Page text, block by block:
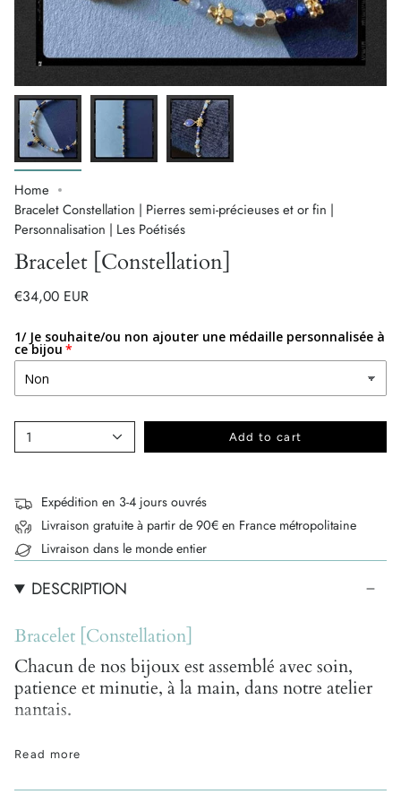
Home
Bracelet Constellation | Pierres semi-précieuses et or fin |
Personnalisation | Les Poétisés
Bracelet [Constellation]
€34,00 EUR
1/ Je souhaite/ou non ajouter une médaille personnalisée à
ce bijou
1 Add to cart
Expédition en 3-4 jours ouvrés
Livraison gratuite à partir de 90€ en France métropolitaine
Livraison dans le monde entier
DESCRIPTION
Bracelet [Constellation]
Chacun de nos bijoux est assemblé avec soin,
patience et minutie, à la main, dans notre atelier
nantais.
pierres semi-précieuses naturelles, toutes uniques, de
légères différences de tailles, de formes et de couleurs
Read more